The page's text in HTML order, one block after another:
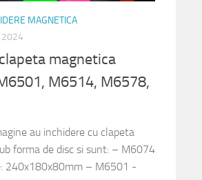
MAGNETICA
2024
magnetica
M6514, M6578,
au inchidere cu clapeta
forma de disc si sunt: – M6074
240x180x80mm – M6501 -